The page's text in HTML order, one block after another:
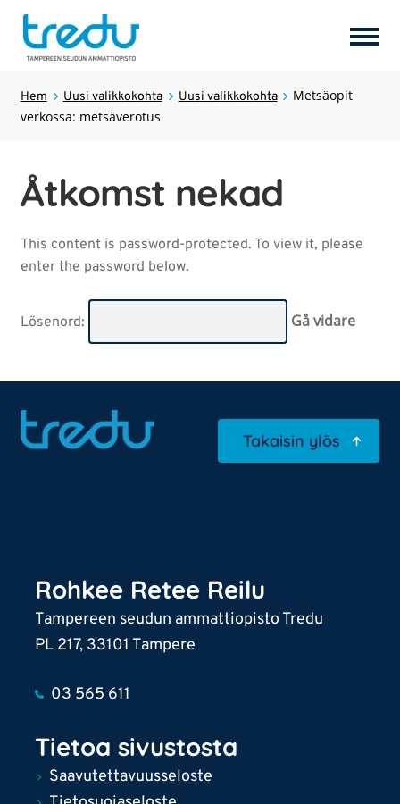
Perusopetus
Uusi valikkokohta
Uusi valikkokohta
Uusi valikkokohta
Uusi valikkokohta
Uusi valikkokohta
Hem Uusi valikkokohta Uusi valikkokohta
Metsäopit
verkossa: metsäverotus
Åtkomst nekad
This content is password-protected. To view it, please
enter the password below.
Lösenord:
Takaisin ylös
Rohkee Retee Reilu
Tampereen seudun ammattiopisto Tredu
PL 217, 33101 Tampere
03 565 611
Tietoa sivustosta
Saavutettavuusseloste